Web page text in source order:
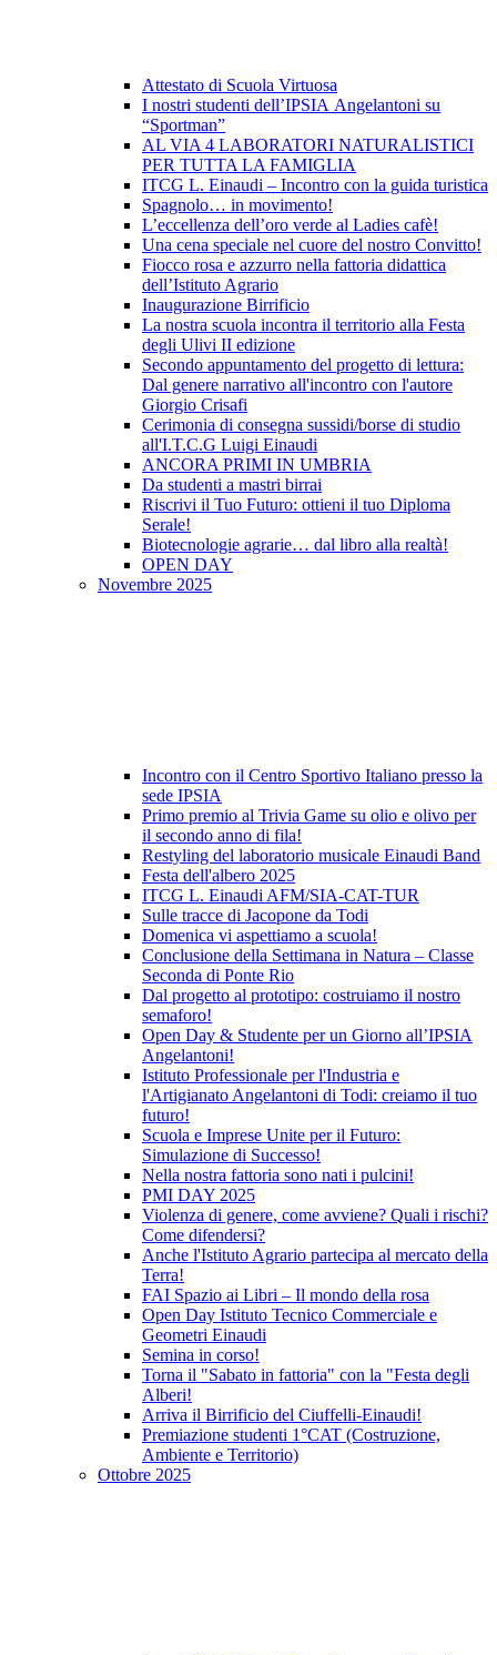
Attestato di Scuola Virtuosa
I nostri studenti dell’IPSIA Angelantoni su
“Sportman”
AL VIA 4 LABORATORI NATURALISTICI
PER TUTTA LA FAMIGLIA
ITCG L. Einaudi – Incontro con la guida turistica
Spagnolo… in movimento!
L’eccellenza dell’oro verde al Ladies cafè!
Una cena speciale nel cuore del nostro Convitto!
Fiocco rosa e azzurro nella fattoria didattica
dell’Istituto Agrario
Inaugurazione Birrificio
La nostra scuola incontra il territorio alla Festa
degli Ulivi II edizione
Secondo appuntamento del progetto di lettura:
Dal genere narrativo all'incontro con l'autore
Giorgio Crisafi
Cerimonia di consegna sussidi/borse di studio
all'I.T.C.G Luigi Einaudi
ANCORA PRIMI IN UMBRIA
Da studenti a mastri birrai
Riscrivi il Tuo Futuro: ottieni il tuo Diploma
Serale!
Biotecnologie agrarie… dal libro alla realtà!
OPEN DAY
Novembre 2025
Incontro con il Centro Sportivo Italiano presso la
sede IPSIA
Primo premio al Trivia Game su olio e olivo per
il secondo anno di fila!
Restyling del laboratorio musicale Einaudi Band
Festa dell'albero 2025
ITCG L. Einaudi AFM/SIA-CAT-TUR
Sulle tracce di Jacopone da Todi
Domenica vi aspettiamo a scuola!
Conclusione della Settimana in Natura – Classe
Seconda di Ponte Rio
Dal progetto al prototipo: costruiamo il nostro
semaforo!
Open Day & Studente per un Giorno all’IPSIA
Angelantoni!
Istituto Professionale per l'Industria e
l'Artigianato Angelantoni di Todi: creiamo il tuo
futuro!
Scuola e Imprese Unite per il Futuro:
Simulazione di Successo!
Nella nostra fattoria sono nati i pulcini!
PMI DAY 2025
Violenza di genere, come avviene? Quali i rischi?
Come difendersi?
Anche l'Istituto Agrario partecipa al mercato della
Terra!
FAI Spazio ai Libri – Il mondo della rosa
Open Day Istituto Tecnico Commerciale e
Geometri Einaudi
Semina in corso!
Torna il "Sabato in fattoria" con la "Festa degli
Alberi!
Arriva il Birrificio del Ciuffelli-Einaudi!
Premiazione studenti 1°CAT (Costruzione,
Ambiente e Territorio)
Ottobre 2025